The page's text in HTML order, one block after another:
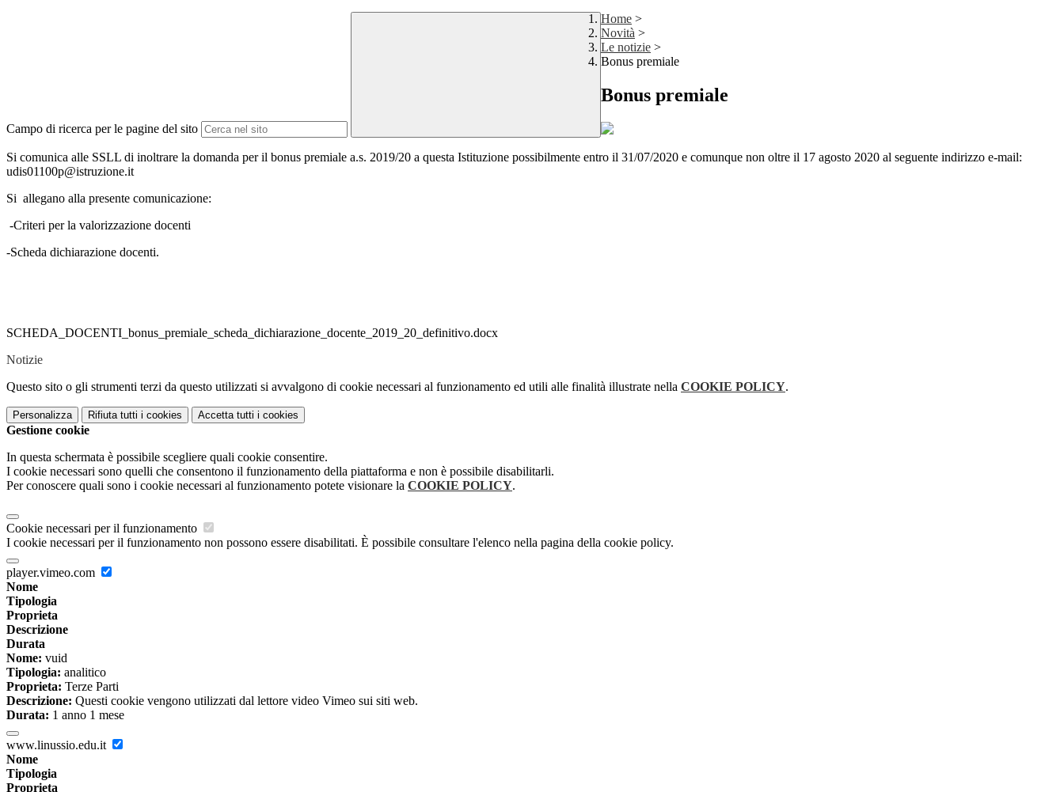
Campo di ricerca per le pagine del sito
Home >
Novità >
Le notizie >
Bonus premiale
Bonus premiale
Si comunica alle SSLL di inoltrare la domanda per il bonus premiale a.s. 2019/20 a questa Istituzione possibilmente entro il 31/07/2020 e comunque non oltre il 17 agosto 2020 al seguente indirizzo e-mail:
udis01100p@istruzione.it
Si allegano alla presente comunicazione:
-Criteri per la valorizzazione docenti
-Scheda dichiarazione docenti.
SCHEDA_DOCENTI_bonus_premiale_scheda_dichiarazione_docente_2019_20_definitivo.docx
Notizie
Questo sito o gli strumenti terzi da questo utilizzati si avvalgono di cookie necessari al funzionamento ed utili alle finalità illustrate nella COOKIE POLICY.
Personalizza Rifiuta tutti i cookies Accetta tutti i cookies
Gestione cookie
In questa schermata è possibile scegliere quali cookie consentire.
I cookie necessari sono quelli che consentono il funzionamento della piattaforma e non è possibile disabilitarli.
Per conoscere quali sono i cookie necessari al funzionamento potete visionare la COOKIE POLICY.
Cookie necessari per il funzionamento
I cookie necessari per il funzionamento non possono essere disabilitati. È possibile consultare l'elenco nella pagina della cookie policy.
player.vimeo.com
Nome
Tipologia
Proprieta
Descrizione
Durata
Nome: vuid
Tipologia: analitico
Proprieta: Terze Parti
Descrizione: Questi cookie vengono utilizzati dal lettore video Vimeo sui siti web.
Durata: 1 anno 1 mese
www.linussio.edu.it
Nome
Tipologia
Proprieta